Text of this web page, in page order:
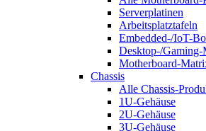
Serverplatinen
Arbeitsplatztafeln
Embedded-/IoT-
Desktop-/Gaming-
Motherboard-
Chassis
Alle Chassis-
1U-Gehäuse
2U-Gehäuse
3U-Gehäuse